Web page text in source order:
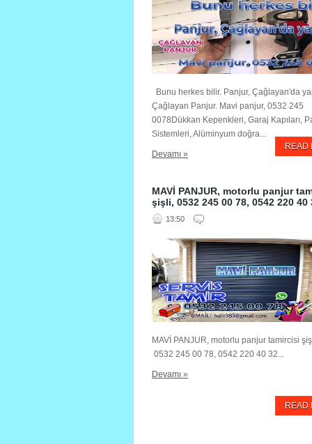
Bunu herkes bilir. Panjur, Çağlayan'da
Çağlayan Panjur. Mavi panjur, 0532 245
0078Dükkan Kepenkleri, Garaj Kapıları,
Sistemleri, Alüminyum doğra...
READ
Devamı »
MAVİ PANJUR, motorlu panjur
şişli, 0532 245 00 78, 0542 220 40
13:50
MAVİ PANJUR, motorlu panjur tamircisi
0532 245 00 78, 0542 220 40 32...
READ
Devamı »